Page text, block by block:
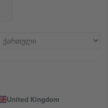
United Kingdom